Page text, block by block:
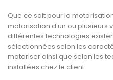
Que ce soit pour la
motorisation d'un ou plusieurs
différentes technologies
sélectionnées selon les
motoriser ainsi que selon les
installées chez le client.